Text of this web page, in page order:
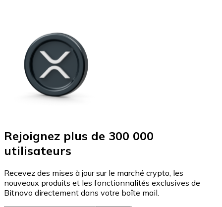
Rejoignez plus de 300 000
utilisateurs
Recevez des mises à jour sur le marché crypto, les
nouveaux produits et les fonctionnalités exclusives de
Bitnovo directement dans votre boîte mail.